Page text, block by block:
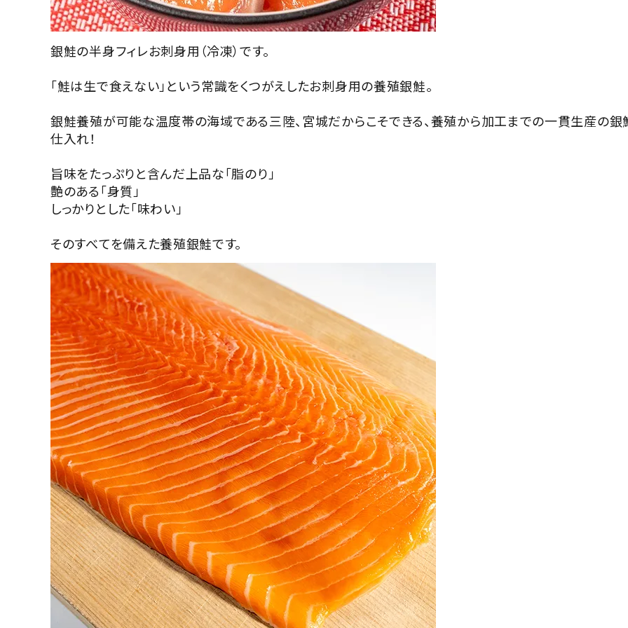
銀鮭の半身フィレお刺身用（冷凍）です。
「鮭は生で食えない」という常識をくつがえしたお刺身用の養殖銀鮭。
銀鮭養殖が可能な温度帯の海域である三陸、宮城だからこそできる、養殖から加工までの一貫生産の
仕入れ！
旨味をたっぷりと含んだ上品な「脂のり」
艶のある「身質」
しっかりとした「味わい」
そのすべてを備えた養殖銀鮭です。